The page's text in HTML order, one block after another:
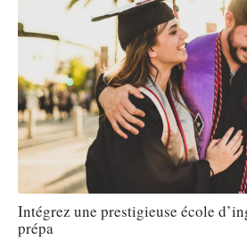
Intégrez une prestigieuse école
prépa